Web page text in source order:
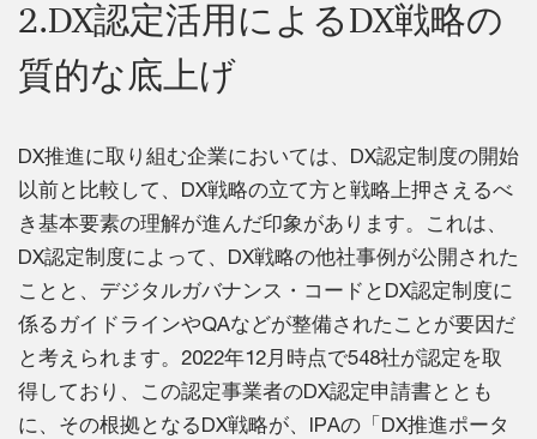
2.DX認定活用によるDX戦略の
質的な底上げ
DX推進に取り組む企業においては、DX認定制度の開始
以前と比較して、DX戦略の立て方と戦略上押さえるべ
き基本要素の理解が進んだ印象があります。これは、
DX認定制度によって、DX戦略の他社事例が公開された
ことと、デジタルガバナンス・コードとDX認定制度に
係るガイドラインやQAなどが整備されたことが要因だ
と考えられます。2022年12月時点で548社が認定を取
得しており、この認定事業者のDX認定申請書ととも
に、その根拠となるDX戦略が、IPAの「DX推進ポータ